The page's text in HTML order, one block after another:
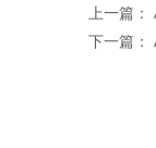
上一篇：
下一篇：